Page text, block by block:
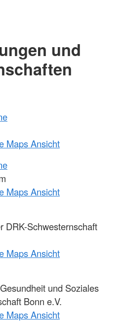
und
Maps Ansicht
Maps Ansicht
DRK-Schwesternschaft
Maps Ansicht
und Soziales
Bonn e.V.
Maps Ansicht